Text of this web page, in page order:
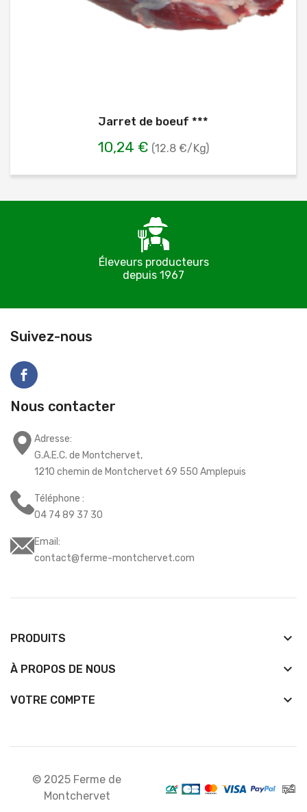
Jarret de boeuf ***
10,24 € (12.8 €/Kg)
Éleveurs producteurs
depuis 1967
Suivez-nous
Nous contacter
Adresse:
G.A.E.C. de Montchervet,
1210 chemin de Montchervet 69 550 Amplepuis
Téléphone :
04 74 89 37 30
Email:
contact@ferme-montchervet.com
PRODUITS keyboard_arrow_down
À PROPOS DE NOUS keyboard_arrow_down
VOTRE COMPTE 
© 2025 Ferme de
Montchervet